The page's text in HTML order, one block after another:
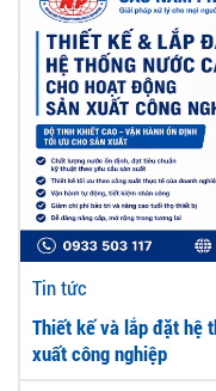
Tin tức
Thiết kế và lắp đặt hệ
xuất công nghiệp